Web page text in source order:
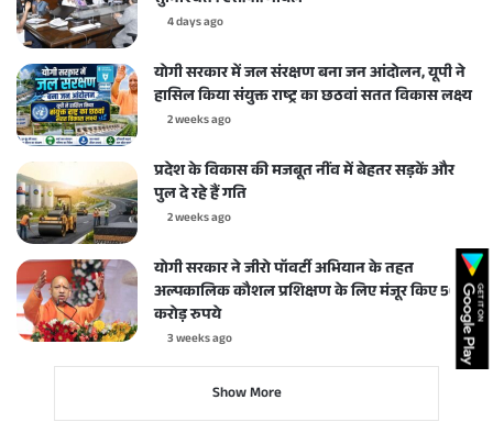
4 days ago
योगी सरकार में जल संरक्षण बना जन आंदोलन, यूपी ने
हासिल किया संयुक्त राष्ट्र का छठवां सतत विकास लक्ष्य
2 weeks ago
प्रदेश के विकास की मजबूत नींव में बेहतर सड़कें और
पुल दे रहे हैं गति
2 weeks ago
योगी सरकार ने जीरो पॉवर्टी अभियान के तहत
अल्पकालिक कौशल प्रशिक्षण के लिए मंजूर किए 50
करोड़ रुपये
3 weeks ago
Show More